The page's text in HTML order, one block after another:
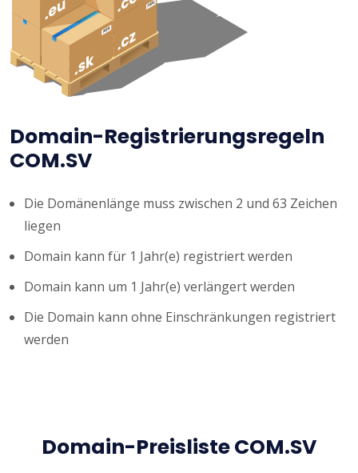
Domain-Registrierungsregeln
COM.SV
Die Domänenlänge muss zwischen 2 und 63 Zeichen
liegen
Domain kann für 1 Jahr(e) registriert werden
Domain kann um 1 Jahr(e) verlängert werden
Die Domain kann ohne Einschränkungen registriert
werden
Domain-Preisliste COM.SV